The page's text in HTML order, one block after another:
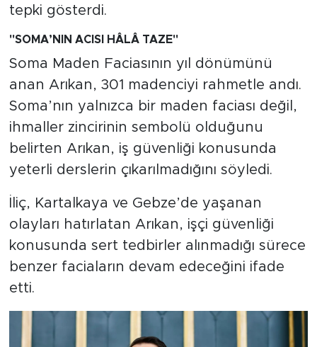
tepki gösterdi.
"SOMA’NIN ACISI HÂLÂ TAZE"
Soma Maden Faciasının yıl dönümünü
anan Arıkan, 301 madenciyi rahmetle andı.
Soma’nın yalnızca bir maden faciası değil,
ihmaller zincirinin sembolü olduğunu
belirten Arıkan, iş güvenliği konusunda
yeterli derslerin çıkarılmadığını söyledi.
İliç, Kartalkaya ve Gebze’de yaşanan
olayları hatırlatan Arıkan, işçi güvenliği
konusunda sert tedbirler alınmadığı sürece
benzer faciaların devam edeceğini ifade
etti.